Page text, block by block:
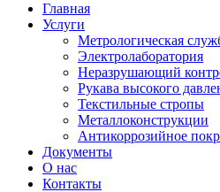
Главная
Услуги
Метрологическая
Электролаборатория
Неразрушающий
Рукава высокого
Текстильные стропы
Металлоконструкции
Антикоррозийное
Документы
О нас
Контакты